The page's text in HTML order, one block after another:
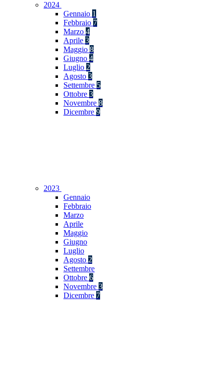
2024
Gennaio 1
Febbraio 7
Marzo 4
Aprile 3
Maggio 8
Giugno 4
Luglio 2
Agosto 3
Settembre 5
Ottobre 3
Novembre 8
Dicembre 9
2023
Gennaio
Febbraio
Marzo
Aprile
Maggio
Giugno
Luglio
Agosto 2
Settembre
Ottobre 6
Novembre 3
Dicembre 7